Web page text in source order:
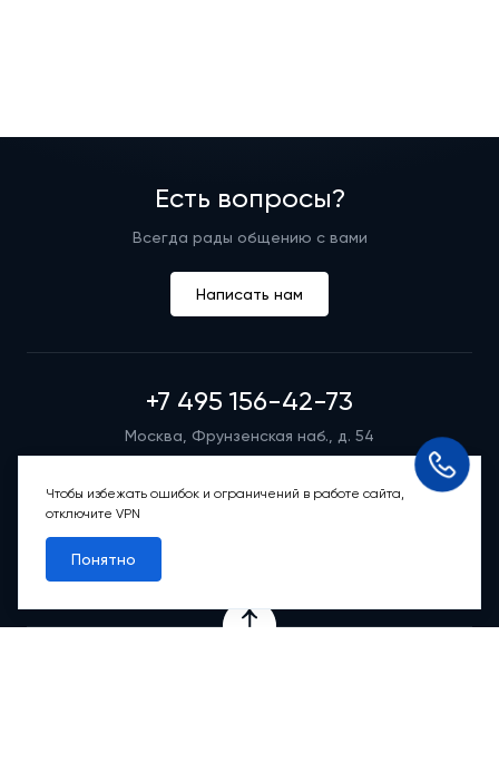
Есть вопросы?
Всегда рады общению с вами
Написать нам
+7 495 156-42-73
Москва, Фрунзенская наб., д. 54
Режим работы группы телефонных продаж
Пн-вс: 9:00 – 21:00
Чтобы избежать ошибок и ограничений в работе сайта,
отключите VPN
Понятно